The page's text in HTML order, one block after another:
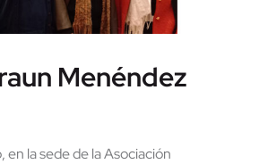
Menéndez
en la sede de la Asociación